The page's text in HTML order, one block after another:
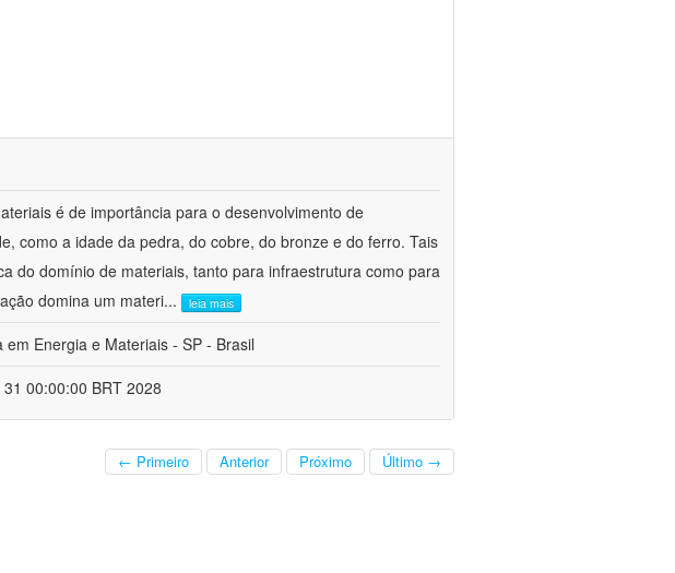
é de importância para o desenvolvimento de
como a idade da pedra, do cobre, do bronze e do ferro. Tais
do domínio de materiais, tanto para infraestrutura como para
domina um materi... leia mais
Energia e Materiais - SP - Brasil
00:00:00 BRT 2028
← Primeiro Anterior Próximo Último →